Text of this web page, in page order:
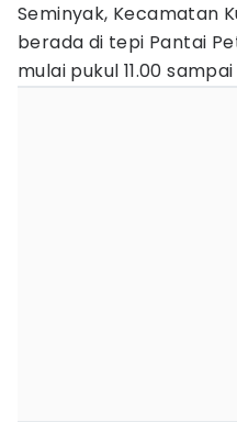
Seminyak, Kecamatan
berada di tepi Pantai
mulai pukul 11.00